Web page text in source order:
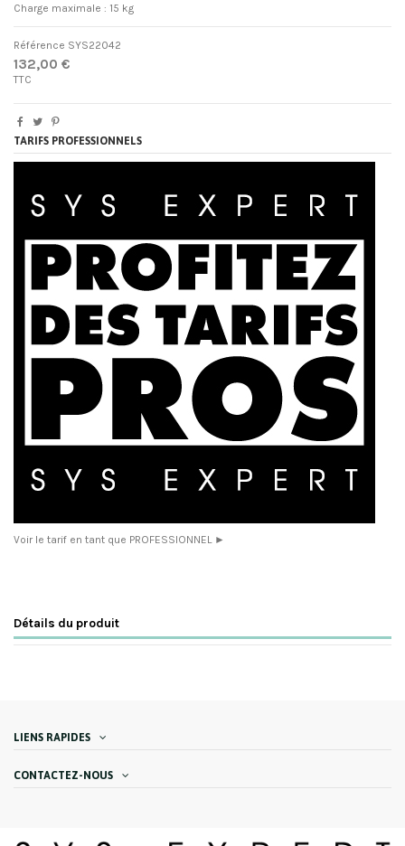
Charge maximale : 15 kg
Référence SYS22042
132,00 €
TTC
TARIFS PROFESSIONNELS
Voir le tarif en tant que PROFESSIONNEL ►
Détails du produit
LIENS RAPIDES
CONTACTEZ-NOUS